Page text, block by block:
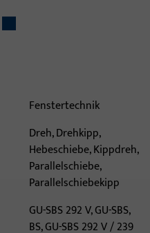
Fenstertechnik
Dreh, Drehkipp,
Hebeschiebe, Kippdreh,
Parallelschiebe,
Parallelschiebekipp
GU-SBS 292 V, GU-SBS,
BS, GU-SBS 292 V / 239